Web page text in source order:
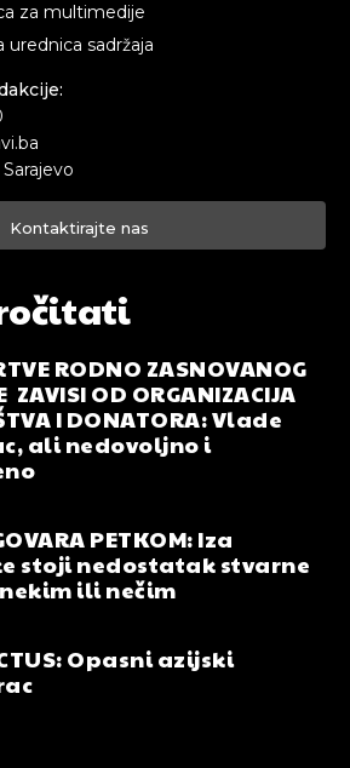
za multimedije
urednica sadržaja
Kontaktirajte nas
RODNO ZASNOVANOG
ZAVISI OD ORGANIZACIJA
I DONATORA: Vlade
ali nedovoljno i
PETKOM: Iza
stoji nedostatak stvarne
ili nečim
Opasni azijski